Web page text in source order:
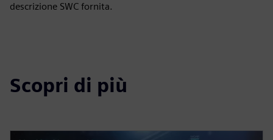
descrizione SWC fornita.
Scopri di più